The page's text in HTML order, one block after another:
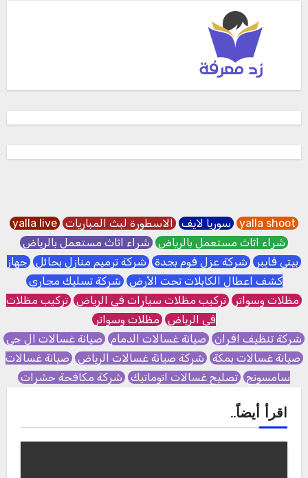
yalla shoot سوريا لايف الاسطورة لبث المباريات yalla live
شراء اثاث مستعمل بالرياض شراء اثاث مستعمل بالرياض
بيتي فايبر شركة عزل فوم بجدة شركة ترميم منازل بحائل جهاز
كشف اعطال الكابلات تحت الأرض شركة تسليك مجاري
مظلات وسواتر تركيب مظلات سيارات في الرياض تركيب مظلات
في الرياض مظلات وسواتر
شركة تنظيف افران صيانة غسالات الدمام صيانة غسالات ال جي
صيانة غسالات بمكة شركة صيانة غسالات الرياض صيانة غسالات
سامسونج تصليح غسالات اتوماتيك شركة مكافحة حشرات
اقرأ أيضاً..